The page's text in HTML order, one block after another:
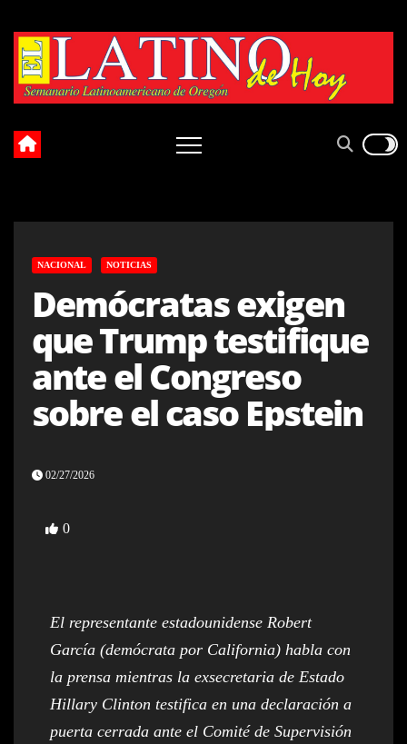
content
NACIONAL NOTICIAS
Demócratas exigen
que Trump testifique
ante el Congreso
sobre el caso Epstein
02/27/2026
0
El representante estadounidense Robert
García (demócrata por California) habla con
la prensa mientras la exsecretaria de Estado
Hillary Clinton testifica en una declaración a
puerta cerrada ante el Comité de Supervisión